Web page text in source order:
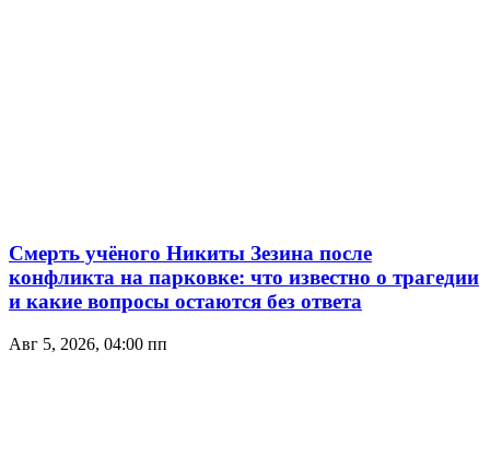
Смерть учёного Никиты Зезина после
конфликта на парковке: что известно о трагедии
и какие вопросы остаются без ответа
Авг 5, 2026, 04:00 пп